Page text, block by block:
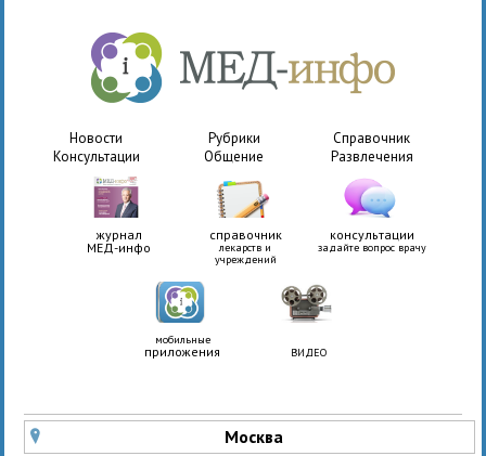
Новости Рубрики
Справочник
Консультации
Общение Развлечения
журнал
МЕД-инфо
справочник
лекарств и
учреждений
консультации
задайте вопрос врачу
мобильные
приложения ВИДЕО
u Москва